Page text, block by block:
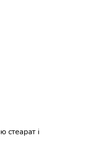
стеарат і